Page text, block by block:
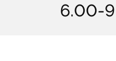
6.00-9